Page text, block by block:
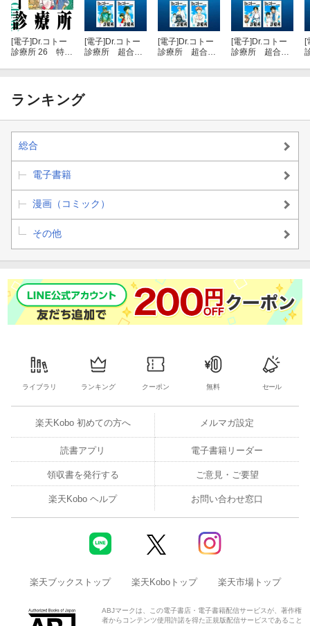
[電子]Dr.コトー
診療所 26 特別
×アルト出版）
[電子]Dr.コトー
診療所 超合
[電子]Dr.コトー
診療所 超合
[電子]Dr.コトー
診療所 超合
[
ランキング
総合
電子書籍
漫画（コミック）
その他
ライブラリ ランキング クーポン 無料 セール
楽天Kobo 初めての方へ メルマガ設定
読書アプリ 電子書籍リーダー
領収書を発行する ご意見・ご要望
楽天Kobo ヘルプ お問い合わせ窓口
楽天ブックストップ 楽天Koboトップ 楽天市場トップ
ABJマークは、この電子書店・電子書籍配信サービスが、著作権
者からコンテンツ使用許諾を得た正規版配信サービスであること